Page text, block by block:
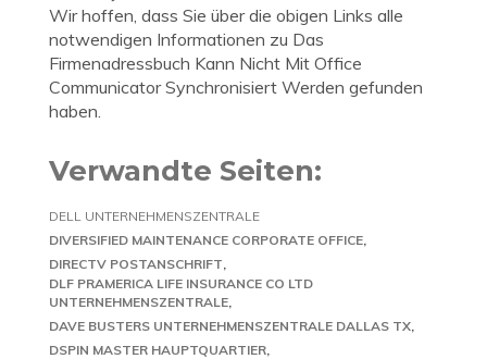
Wir hoffen, dass Sie über die obigen Links alle
notwendigen Informationen zu Das
Firmenadressbuch Kann Nicht Mit Office
Communicator Synchronisiert Werden gefunden
haben.
Verwandte Seiten:
DELL UNTERNEHMENSZENTRALE
DIVERSIFIED MAINTENANCE CORPORATE OFFICE
DIRECTV POSTANSCHRIFT
DLF PRAMERICA LIFE INSURANCE CO LTD
UNTERNEHMENSZENTRALE
DAVE BUSTERS UNTERNEHMENSZENTRALE DALLAS TX
DSPIN MASTER HAUPTQUARTIER